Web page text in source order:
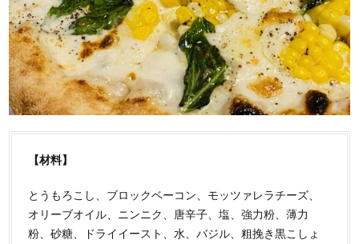
【材料】
とうもろこし、ブロックベーコン、モッツァレラチーズ、
オリーブオイル、ニンニク、唐辛子、塩、強力粉、薄力
粉、砂糖、ドライイースト、水、バジル、粗挽き黒こしょ